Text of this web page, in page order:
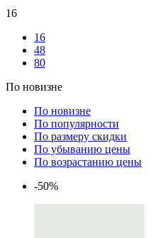
16
16
48
80
По новизне
По новизне
По популярности
По размеру скидки
По убыванию цены
По возрастанию цены
-50%